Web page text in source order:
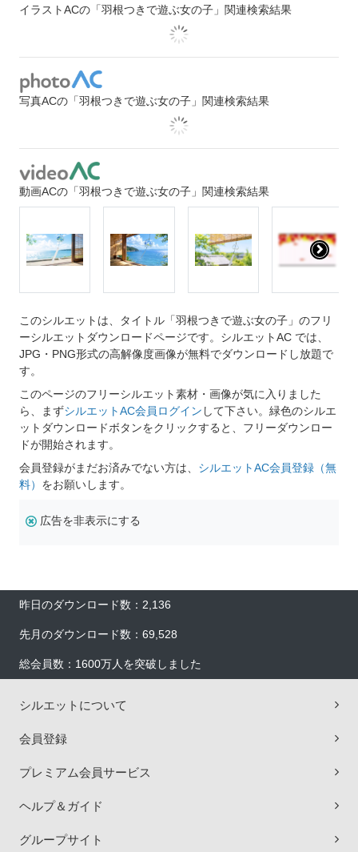
イラストACの「羽根つきで遊ぶ女の子」関連検索結果
写真ACの「羽根つきで遊ぶ女の子」関連検索結果
動画ACの「羽根つきで遊ぶ女の子」関連検索結果
このシルエットは、タイトル「羽根つきで遊ぶ女の子」のフリ
ーシルエットダウンロードページです。シルエットAC では、
JPG・PNG形式の高解像度画像が無料でダウンロードし放題で
す。
このページのフリーシルエット素材・画像が気に入りました
ら、まずシルエットAC会員ログイン して下さい。緑色のシルエ
ットダウンロードボタンをクリックすると、フリーダウンロー
ドが開始されます。
会員登録がまだお済みでない方は、 シルエットAC会員登録（無
料） をお願いします。
広告を非表示にする
昨日のダウンロード数：2,136
先月のダウンロード数：69,528
総会員数：1600万人を突破しました
シルエットについて
会員登録
プレミアム会員サービス
ヘルプ＆ガイド
グループサイト